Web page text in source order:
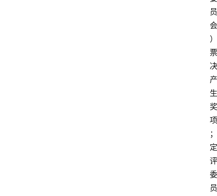
员
会
）
票
决
产
生
奖
项
；
定
评
委
员